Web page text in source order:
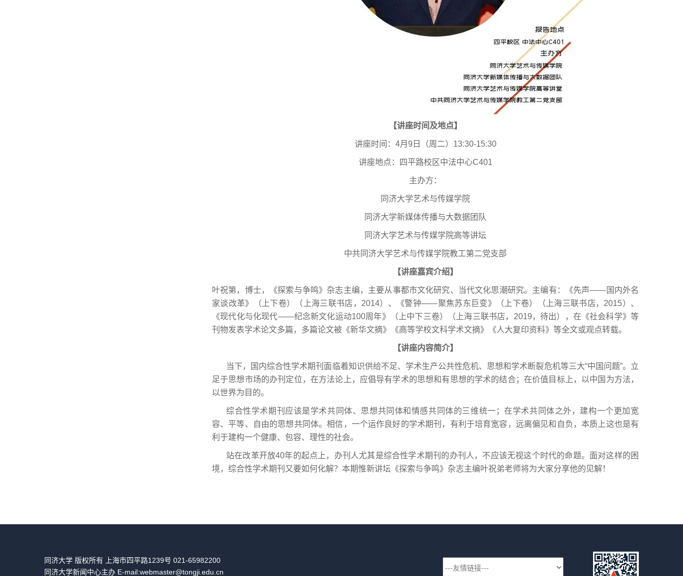
【讲座时间及地点】
讲座时间：4月9日（周二）13:30-15:30
讲座地点：四平路校区中法中心C401
主办方：
同济大学艺术与传媒学院
同济大学新媒体传播与大数据团队
同济大学艺术与传媒学院高等讲坛
中共同济大学艺术与传媒学院教工第二党支部
【讲座嘉宾介绍】
叶祝第，博士，《探索与争鸣》杂志主编，主要从事都市文化研究、当代文化思潮研究。主编有：《先声——国内外名
家谈改革》（上下卷）（上海三联书店，2014）、《警钟——聚焦苏东巨变》（上下卷）（上海三联书店，2015）、
《现代化与化现代——纪念新文化运动100周年》（上中下三卷）（上海三联书店，2019，待出），在《社会科学》等
刊物发表学术论文多篇，多篇论文被《新华文摘》《高等学校文科学术文摘》《人大复印资料》等全文或观点转载。
【讲座内容简介】
当下，国内综合性学术期刊面临着知识供给不足、学术生产公共性危机、思想和学术断裂危机等三大“中国问题”。立
足于思想市场的办刊定位，在方法论上，应倡导有学术的思想和有思想的学术的结合；在价值目标上，以中国为方法，
以世界为目的。
综合性学术期刊应该是学术共同体、思想共同体和情感共同体的三维统一；在学术共同体之外，建构一个更加宽
容、平等、自由的思想共同体。相信，一个运作良好的学术期刊，有利于培育宽容，远离偏见和自负，本质上这也是有
利于建构一个健康、包容、理性的社会。
站在改革开放40年的起点上，办刊人尤其是综合性学术期刊的办刊人，不应该无视这个时代的命题。面对这样的困
境，综合性学术期刊又要如何化解？本期惟新讲坛《探索与争鸣》杂志主编叶祝弟老师将为大家分享他的见解！
同济大学 版权所有 上海市四平路1239号 021-65982200
同济大学新闻中心主办 E-mail:webmaster@tongji.edu.cn